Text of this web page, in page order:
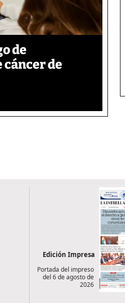
de
de
Edición Impresa
Portada del impreso
del 6 de agosto de
2026